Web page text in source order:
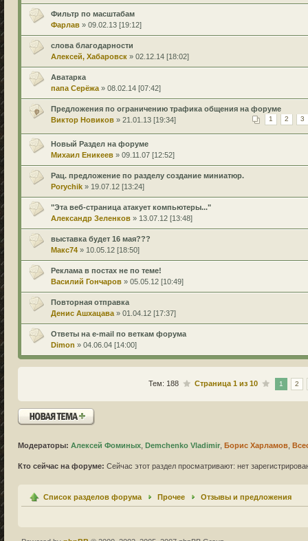
Фильтр по масштабам
Фарлав » 09.02.13 [19:12]
слова благодарности
Алексей, Хабаровск » 02.12.14 [18:02]
Аватарка
папа Серёжа » 08.02.14 [07:42]
Предложения по ограничению трафика общения на форуме
1 2 3
Виктор Новиков » 21.01.13 [19:34]
Новый Раздел на форуме
Михаил Еникеев » 09.11.07 [12:52]
Рац. предложение по разделу создание миниатюр.
Porychik » 19.07.12 [13:24]
"Эта веб-страница атакует компьютеры..."
Александр Зеленков » 13.07.12 [13:48]
выставка будет 16 мая???
Макс74 » 10.05.12 [18:50]
Реклама в постах не по теме!
Василий Гончаров » 05.05.12 [10:49]
Повторная отправка
Денис Ашхацава » 01.04.12 [17:37]
Ответы на e-mail по веткам форума
Dimon » 04.06.04 [14:00]
Тем: 188 Страница 1из 10 1 2
Новая тема
Модераторы: Алексей Фоминых Demchenko Vladimir Борис Харламов
Кто сейчас на форуме: Сейчас этот раздел просматривают: нет
Список разделов форума Прочее Отзывы и предложения